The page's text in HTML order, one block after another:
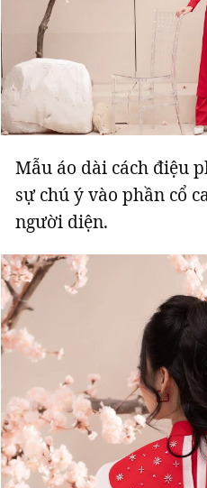
Mẫu áo dài cách điệu
sự chú ý vào phần cổ
người diện.